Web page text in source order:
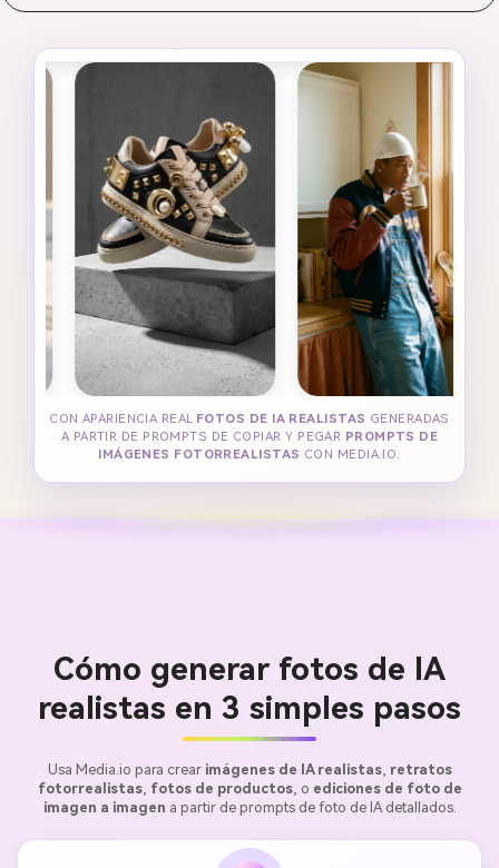
CON APARIENCIA REAL FOTOS DE IA REALISTAS GENERADAS
A PARTIR DE PROMPTS DE COPIAR Y PEGAR PROMPTS DE
IMÁGENES FOTORREALISTAS CON MEDIA.IO.
Cómo generar fotos de IA
realistas en 3 simples pasos
Usa Media.io para crear imágenes de IA realistas, retratos
fotorrealistas, fotos de productos, o ediciones de foto de
imagen a imagen a partir de prompts de foto de IA detallados.